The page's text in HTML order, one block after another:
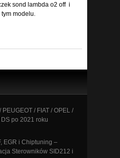
sond lambda o2 off i
modelu.
/ FIAT / OPEL /
DS po 2021 roku
EGR i Chiptuning –
Sterowników SID212 i